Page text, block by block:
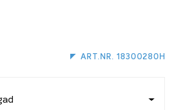
ART.NR. 18300280H